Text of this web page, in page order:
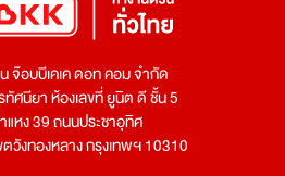
จ๊อบบีเคเค ดอท คอม จำกัด
ทัศนียา ห้องเลขที่ ยูนิต ดี ชั้น 5
หง 39 ถนนประชาอุทิศ
ตวังทองหลาง กรุงเทพฯ 10310